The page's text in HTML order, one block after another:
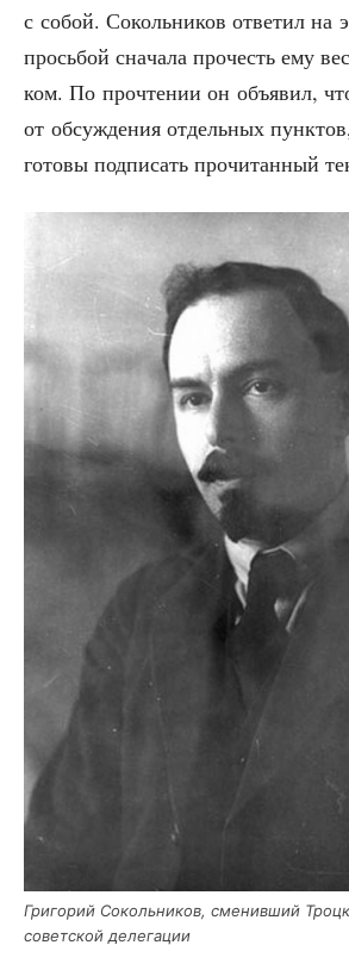
с собой. Соколь­ни­ков отве­тил на
прось­бой сна­ча­ла про­честь ему
ком. По про­чте­нии он объ­явил,
от обсуж­де­ния отдель­ных
гото­вы под­пи­сать про­чи­тан­ный
Гри­го­рий Соколь­ни­ков, сме­нив­ший
совет­ской делегации